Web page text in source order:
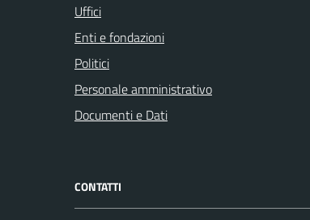
Uffici
Enti e fondazioni
Politici
Personale amministrativo
Documenti e Dati
CONTATTI